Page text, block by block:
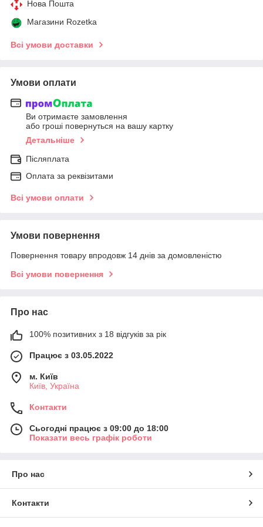
Нова Пошта
Магазини Rozetka
Всі умови доставки
Умови оплати
Ви отримаєте замовлення
або гроші повернуться на вашу картку
Детальніше
Післяплата
Оплата за реквізитами
Всі умови оплати
Умови повернення
Повернення товару впродовж 14 днів за домовленістю
Всі умови повернення
Про нас
100% позитивних з 18 відгуків за рік
Працює з 03.05.2022
м. Київ
Київ, Україна
Контакти
Сьогодні працює з 09:00 до 18:00
Показати весь графік роботи
Про нас
Контакти